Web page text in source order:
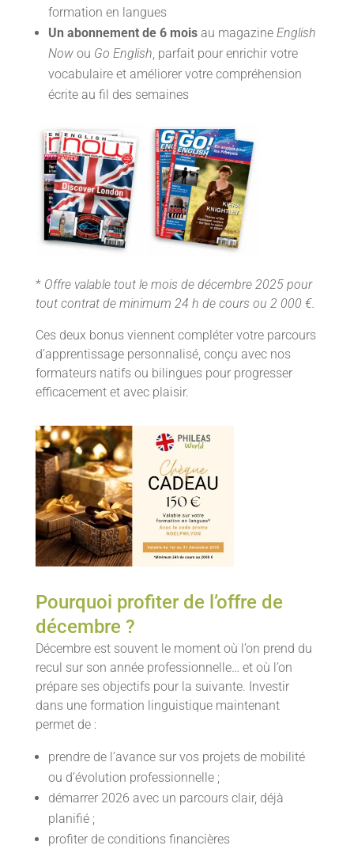
formation en langues
Un abonnement de 6 moisau magazine English
Nowou Go English , parfait pour enrichir votre
vocabulaire et améliorer votre compréhension
écrite au fil des semaines
* Offre valable tout le mois de décembre 2025 pour
tout contrat de minimum 24 h de cours ou 2 000 €.
Ces deux bonus viennent compléter votre parcours
d’apprentissage personnalisé, conçu avec nos
formateurs natifs ou bilingues pour progresser
efficacement et avec plaisir.
Pourquoi profiter de l’offre de
décembre ?
Décembre est souvent le moment où l’on prend du
recul sur son année professionnelle… et où l’on
prépare ses objectifs pour la suivante. Investir
dans une formation linguistique maintenant
permet de :
prendre de l’avance sur vos projets de mobilité
ou d’évolution professionnelle ;
démarrer 2026 avec un parcours clair, déjà
planifié ;
profiter de conditions financières